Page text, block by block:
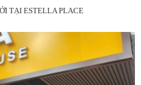
TẠI ESTELLA PLACE